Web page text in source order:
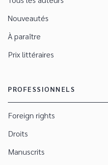
Nouveautés
À paraître
Prix littéraires
PROFESSIONNELS
Foreign rights
Droits
Manuscrits